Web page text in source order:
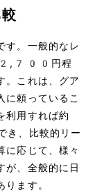
す。一般的なレ
2,700円程
。これは、グア
に頼っているこ
利用すれば約
、比較的リー
に応じて、様々
が、全般的に日
ます。